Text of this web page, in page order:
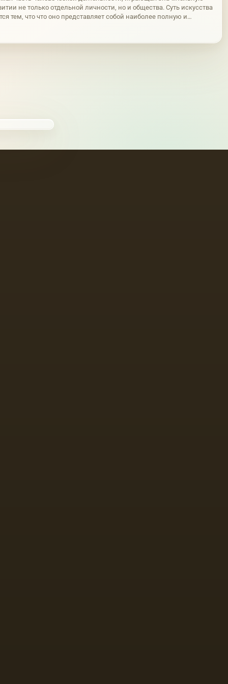
не только отдельной личности, но и общества. Суть искусства
тем, что что оно представляет собой наиболее полную и